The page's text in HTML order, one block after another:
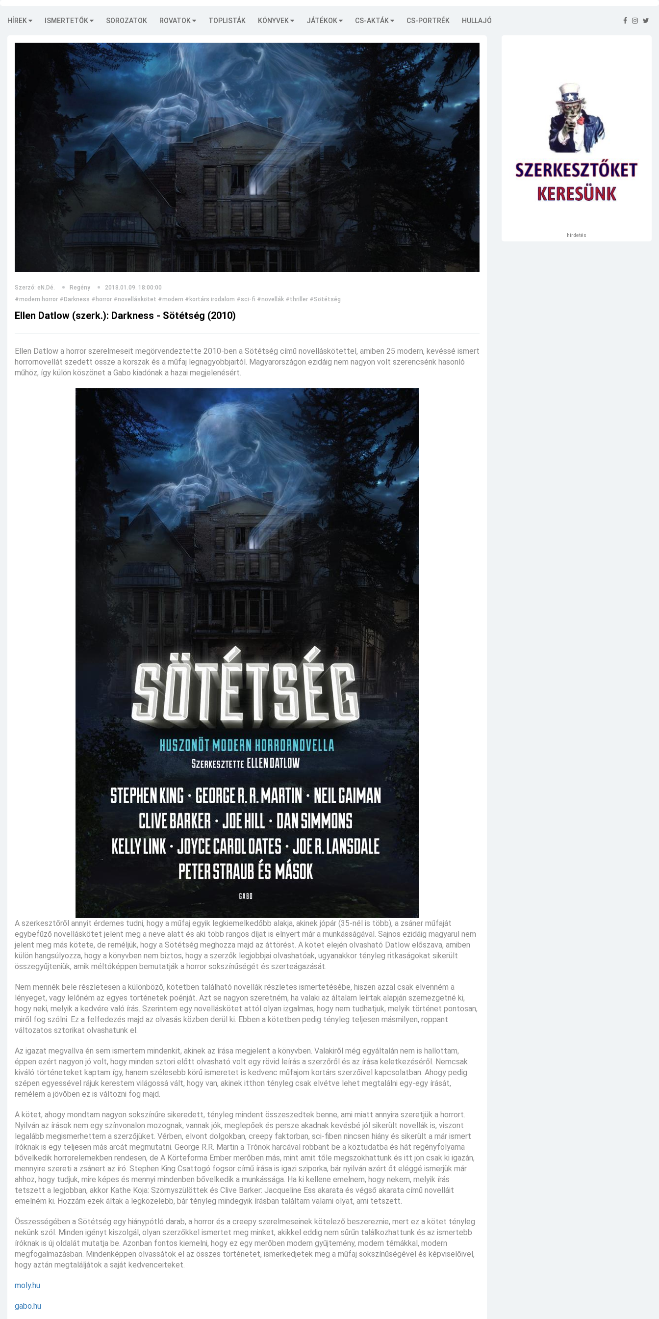
HÍREK ISMERTETŐK SOROZATOK ROVATOK TOPLISTÁK KÖNYVEK JÁTÉKOK CS-AKTÁK CS-PORTRÉK HULLAJÓ
Szerző: eN.Dé. Regény
2018.01.09. 18:00:00
#modern horror #Darkness #horror #novelláskötet #modern #kortárs irodalom #sci-fi #novellák #thriller #Sötétség
Ellen Datlow (szerk.): Darkness - Sötétség (2010)
Ellen Datlow a horror szerelmeseit megörvendeztette 2010-ben a Sötétség című novelláskötettel, amiben 25 modern, kevéssé ismert
horrornovellát szedett össze a korszak és a műfaj legnagyobbjaitól. Magyarországon ezidáig nem nagyon volt szerencsénk hasonló
műhöz, így külön köszönet a Gabo kiadónak a hazai megjelenésért.
A szerkesztőről annyit érdemes tudni, hogy a műfaj egyik legkiemelkedőbb alakja, akinek jópár (35-nél is több), a zsáner műfaját
egybefűző novelláskötet jelent meg a neve alatt és aki több rangos díjat is elnyert már a munkásságával. Sajnos ezidáig magyarul nem
jelent meg más kötete, de reméljük, hogy a Sötétség meghozza majd az áttörést. A kötet elején olvasható Datlow előszava, amiben
külön hangsúlyozza, hogy a könyvben nem biztos, hogy a szerzők legjobbjai olvashatóak, ugyanakkor tényleg ritkaságokat sikerült
összegyűjteniük, amik méltóképpen bemutatják a horror sokszínűségét és szerteágazását.
Nem mennék bele részletesen a különböző, kötetben található novellák részletes ismertetésébe, hiszen azzal csak elvenném a
lényeget, vagy lelőném az egyes történetek poénját. Azt se nagyon szeretném, ha valaki az általam leírtak alapján szemezgetné ki,
hogy neki, melyik a kedvére való írás. Szerintem egy novelláskötet attól olyan izgalmas, hogy nem tudhatjuk, melyik történet pontosan,
miről fog szólni. Ez a felfedezés majd az olvasás közben derül ki. Ebben a kötetben pedig tényleg teljesen másmilyen, roppant
változatos sztorikat olvashatunk el.
Az igazat megvallva én sem ismertem mindenkit, akinek az írása megjelent a könyvben. Valakiről még egyáltalán nem is hallottam,
éppen ezért nagyon jó volt, hogy minden sztori előtt olvasható volt egy rövid leírás a szerzőről és az írása keletkezéséről. Nemcsak
kiváló történeteket kaptam így, hanem szélesebb körű ismeretet is kedvenc műfajom kortárs szerzőivel kapcsolatban. Ahogy pedig
szépen egyessével rájuk kerestem világossá vált, hogy van, akinek itthon tényleg csak elvétve lehet megtalálni egy-egy írását,
remélem a jövőben ez is változni fog majd.
A kötet, ahogy mondtam nagyon sokszínűre sikeredett, tényleg mindent összeszedtek benne, ami miatt annyira szeretjük a horrort.
Nyilván az írások nem egy színvonalon mozognak, vannak jók, meglepőek és persze akadnak kevésbé jól sikerült novellák is, viszont
legalább megismerhettem a szerzőjüket. Vérben, elvont dolgokban, creepy faktorban, sci-fiben nincsen hiány és sikerült a már ismert
íróknak is egy teljesen más arcát megmutatni. George R.R. Martin a Trónok harcával robbant be a köztudatba és hát regényfolyama
bővelkedik horrorelemekben rendesen, de A Körteforma Ember merőben más, mint amit tőle megszokhattunk és itt jön csak ki igazán,
mennyire szereti a zsánert az író. Stephen King Csattogó fogsor című írása is igazi sziporka, bár nyilván azért őt eléggé ismerjük már
ahhoz, hogy tudjuk, mire képes és mennyi mindenben bővelkedik a munkássága. Ha ki kellene emelnem, hogy nekem, melyik írás
tetszett a legjobban, akkor Kathe Koja: Szörnyszülöttek és Clive Barker: Jacqueline Ess akarata és végső akarata című novelláit
emelném ki. Hozzám ezek áltak a legközelebb, bár tényleg mindegyik írásban találtam valami olyat, ami tetszett.
Összességében a Sötétség egy hiánypótló darab, a horror és a creepy szerelmeseinek kötelező beszereznie, mert ez a kötet tényleg
nekünk szól. Minden igényt kiszolgál, olyan szerzőkkel ismertet meg minket, akikkel eddig nem sűrűn találkozhattunk és az ismertebb
íróknak is új oldalát mutatja be. Azonban fontos kiemelni, hogy ez egy merőben modern gyűjtemény, modern témákkal, modern
megfogalmazásban. Mindenképpen olvassátok el az összes történetet, ismerkedjetek meg a műfaj sokszínűségével és képviselőivel,
hogy aztán megtaláljátok a saját kedvenceiteket.
moly.hu
gabo.hu
hirdetés